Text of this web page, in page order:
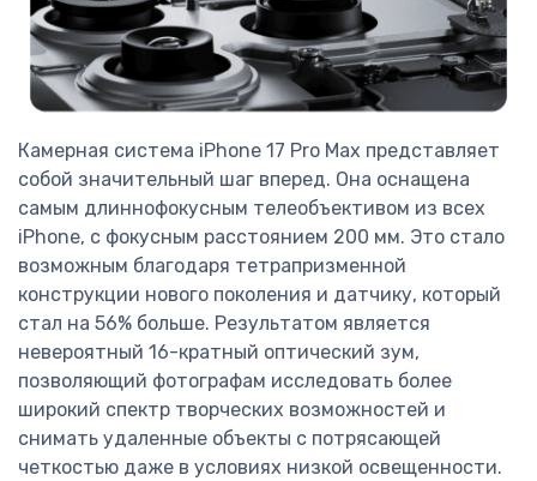
Камерная система iPhone 17 Pro Max представляет
собой значительный шаг вперед. Она оснащена
самым длиннофокусным телеобъективом из всех
iPhone, с фокусным расстоянием 200 мм. Это стало
возможным благодаря тетрапризменной
конструкции нового поколения и датчику, который
стал на 56% больше. Результатом является
невероятный 16-кратный оптический зум,
позволяющий фотографам исследовать более
широкий спектр творческих возможностей и
снимать удаленные объекты с потрясающей
четкостью даже в условиях низкой освещенности.